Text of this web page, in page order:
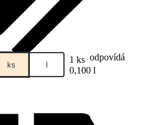
ks l 1 ks odpovídá
0,100 l